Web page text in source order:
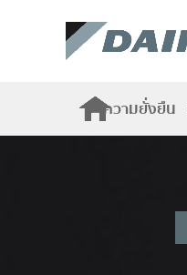
ความยั่งยืน